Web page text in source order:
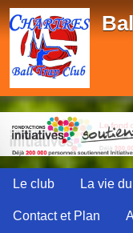
Le club La vie
Contact et Plan
Panneau de gestion